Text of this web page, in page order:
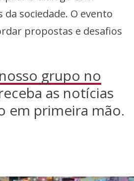
sociedade. O evento
propostas e desafios
grupo no
as notícias
em primeira mão.